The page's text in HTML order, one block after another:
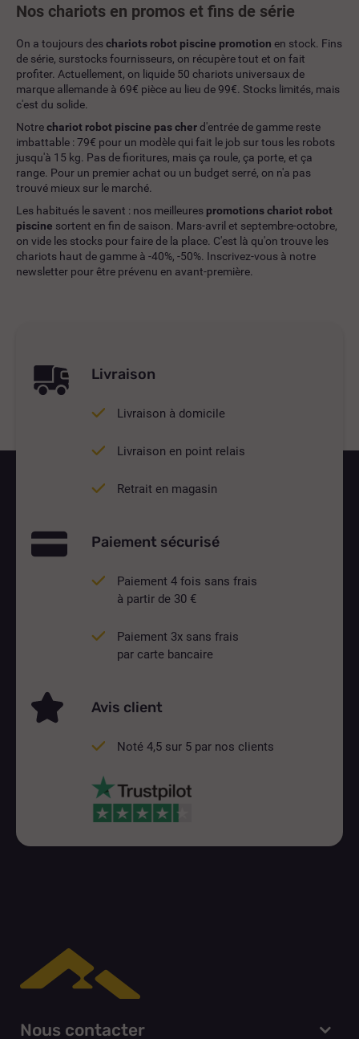
Nos chariots en promos et fins de série
On a toujours deschariots robot piscine promotion en stock. Fins
de série, surstocks fournisseurs, on récupère tout et on fait
profiter. Actuellement, on liquide 50 chariots universaux de
marque allemande à 69€ pièce au lieu de 99€. Stocks limités, mais
c'est du solide.
Notrechariot robot piscine pas cher d'entrée de gamme reste
imbattable : 79€ pour un modèle qui fait le job sur tous les robots
jusqu'à 15 kg. Pas de fioritures, mais ça roule, ça porte, et ça
range. Pour un premier achat ou un budget serré, on n'a pas
trouvé mieux sur le marché.
Les habitués le savent : nos meilleures promotions chariot robot
piscine sortent en fin de saison. Mars-avril et septembre-octobre,
on vide les stocks pour faire de la place. C'est là qu'on trouve les
chariots haut de gamme à -40%, -50%. Inscrivez-vous à notre
newsletter pour être prévenu en avant-première.
Livraison
Livraison à domicile
Livraison en point relais
Retrait en magasin
Paiement sécurisé
Paiement 4 fois sans frais
à partir de 30 €
Paiement 3x sans frais
par carte bancaire
Avis client
Noté 4,5 sur 5 par nos clients
Nous contacter